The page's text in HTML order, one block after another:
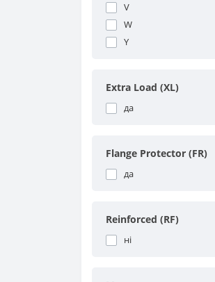
V
W
Y
Extra Load (XL)
да
Flange Protector (FR)
да
Reinforced (RF)
ні